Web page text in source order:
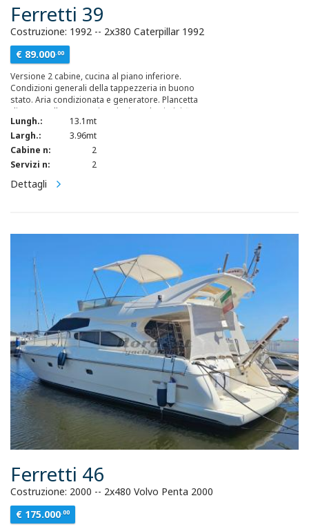
Ferretti 39
Costruzione: 1992 -- 2x380 Caterpillar 1992
€ 89.000.00
Versione 2 cabine, cucina al piano inferiore.
Condizioni generali della tappezzeria in buono
stato. Aria condizionata e generatore. Plancetta
di poppa allungata e rivestita in teak. Bimini fly.
Lavello extra in dinette. Pozzetto molto spazioso.
Lungh.:
13.1mt
Largh.:
3.96mt
Cabine n:
2
Servizi n:
2
Dettagli
Ferretti 46
Costruzione: 2000 -- 2x480 Volvo Penta 2000
€ 175.000.00